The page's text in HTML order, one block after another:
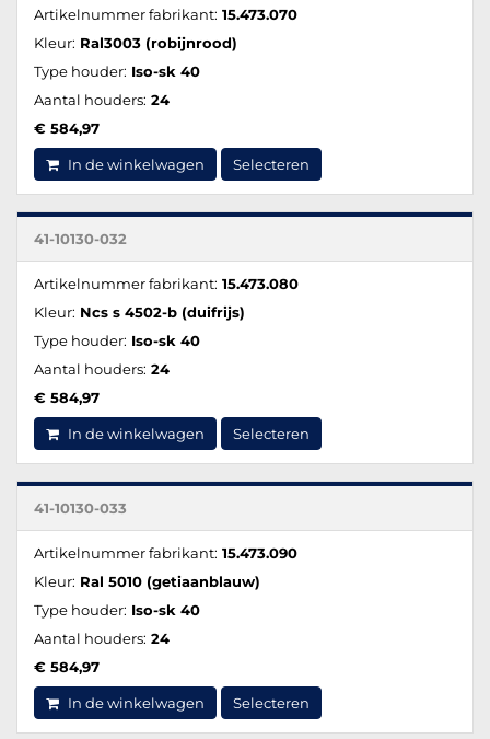
Artikelnummer fabrikant: 15.473.070
Kleur: Ral3003 (robijnrood)
Type houder: Iso-sk 40
Aantal houders: 24
€ 584,97
In de winkelwagen Selecteren
41-10130-032
Artikelnummer fabrikant: 15.473.080
Kleur: Ncs s 4502-b (duifrijs)
Type houder: Iso-sk 40
Aantal houders: 24
€ 584,97
In de winkelwagen Selecteren
41-10130-033
Artikelnummer fabrikant: 15.473.090
Kleur: Ral 5010 (getiaanblauw)
Type houder: Iso-sk 40
Aantal houders: 24
€ 584,97
In de winkelwagen Selecteren